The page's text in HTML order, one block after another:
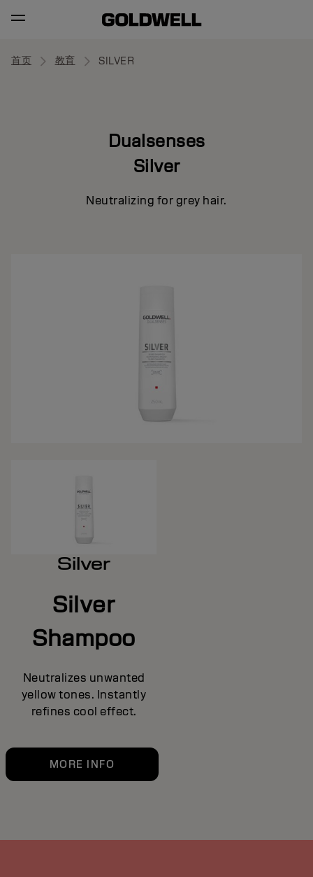
首页 教育 SILVER
Dualsenses
Silver
Neutralizing for grey hair.
Silver
Silver
Shampoo
Neutralizes unwanted
yellow tones. Instantly
refines cool effect.
MORE INFO